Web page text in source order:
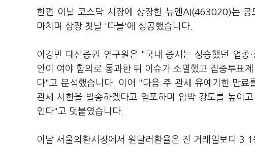
한편 이날 코스닥 시장에 상장한 뉴엔AI(463020)는 공
마치며 상장 첫날 '따블'에 성공했습니다.
이경민 대신증권 연구원은 "국내 증시는 상승했던 업
안이 여야 합의로 통과한 뒤 이슈가 소멸했고 집중투표
다"고 분석했습니다. 이어 "다음 주 관세 유예기한 만료
관세 서한을 발송하겠다고 엄포하며 압박 강도를 높이
인다"고 덧붙였습니다.
이날 서울외환시장에서 원달러환율은 전 거래일보다